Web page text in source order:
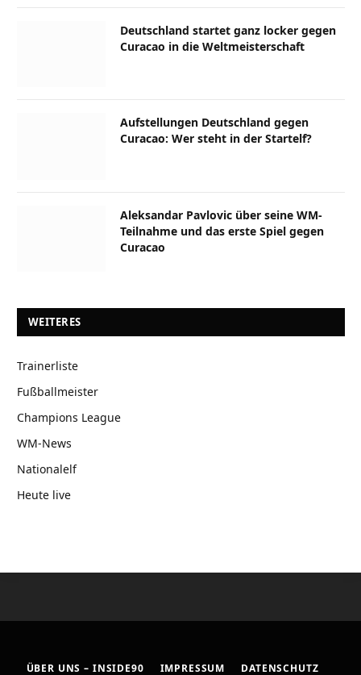
Deutschland startet ganz locker gegen
Curacao in die Weltmeisterschaft
Aufstellungen Deutschland gegen
Curacao: Wer steht in der Startelf?
Aleksandar Pavlovic über seine WM-
Teilnahme und das erste Spiel gegen
Curacao
WEITERES
Trainerliste
Fußballmeister
Champions League
WM-News
Nationalelf
Heute live
ÜBER UNS – INSIDE90 IMPRESSUM DATENSCHUTZ